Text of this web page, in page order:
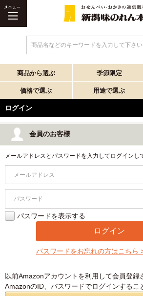
商品名などのキーワードを入力して下さい
商品から選ぶ 季節限定
価格で選ぶ 用途で選ぶ
ログイン
会員のお客様
メールアドレスとパスワードを入力してログインし
パスワードを表示する
パスワードをお忘れの方はこちら
以前Amazonアカウントを利用して会員登録
AmazonのID、パスワードでログインするこ